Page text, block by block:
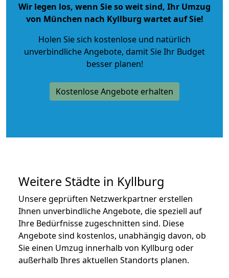
Wir legen los, wenn Sie so weit sind, Ihr Umzug
von München nach Kyllburg wartet auf Sie!
Holen Sie sich kostenlose und natürlich
unverbindliche Angebote, damit Sie Ihr Budget
besser planen!
Kostenlose Angebote erhalten
Weitere Städte in Kyllburg
Unsere geprüften Netzwerkpartner erstellen
Ihnen unverbindliche Angebote, die speziell auf
Ihre Bedürfnisse zugeschnitten sind. Diese
Angebote sind kostenlos, unabhängig davon, ob
Sie einen Umzug innerhalb von Kyllburg oder
außerhalb Ihres aktuellen Standorts planen.